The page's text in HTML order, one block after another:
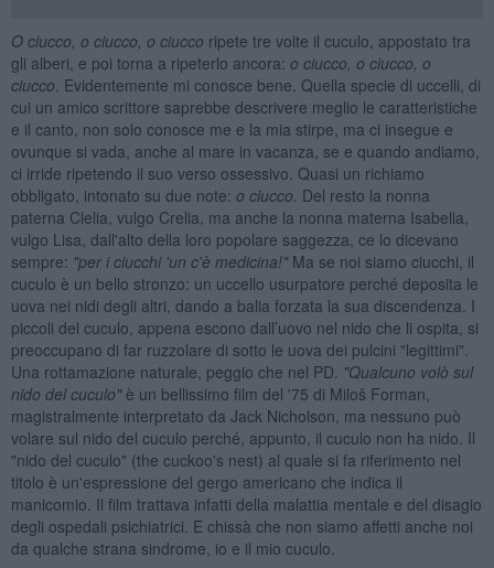
O ciucco, o ciucco, o ciucco ripete tre volte il cuculo, appostato tra
gli alberi, e poi torna a ripeterlo ancora: o ciucco, o ciucco, o
ciucco . Evidentemente mi conosce bene. Quella specie di uccelli, di
cui un amico scrittore saprebbe descrivere meglio le caratteristiche
e il canto, non solo conosce me e la mia stirpe, ma ci insegue e
ovunque si vada, anche al mare in vacanza, se e quando andiamo,
ci irride ripetendo il suo verso ossessivo. Quasi un richiamo
obbligato, intonato su due note: o ciucco. Del resto la nonna
paterna Clelia, vulgo Crelia, ma anche la nonna materna Isabella,
vulgo Lisa, dall'alto della loro popolare saggezza, ce lo dicevano
sempre: "per i ciucchi 'un c'è medicina!" Ma se noi siamo ciucchi, il
cuculo è un bello stronzo: un uccello usurpatore perché deposita le
uova nei nidi degli altri, dando a balia forzata la sua discendenza. I
piccoli del cuculo, appena escono dall’uovo nel nido che li ospita, si
preoccupano di far ruzzolare di sotto le uova dei pulcini "legittimi".
Una rottamazione naturale, peggio che nel PD. "Qualcuno volò sul
nido del cuculo"è un bellissimo film del '75 di Miloš Forman,
magistralmente interpretato da Jack Nicholson, ma nessuno può
volare sul nido del cuculo perché, appunto, il cuculo non ha nido. Il
"nido del cuculo" (the cuckoo's nest) al quale si fa riferimento nel
titolo è un'espressione del gergo americano che indica il
manicomio. Il film trattava infatti della malattia mentale e del disagio
degli ospedali psichiatrici. E chissà che non siamo affetti anche noi
da qualche strana sindrome, io e il mio cuculo.